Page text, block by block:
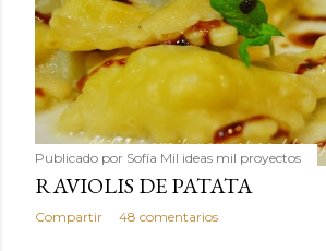
Publicado por Sofía Mil ideas mil proyectos
RAVIOLIS DE PATATA
Compartir 48 comentarios